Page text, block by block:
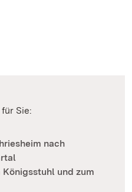
Sie:
nach
und zum